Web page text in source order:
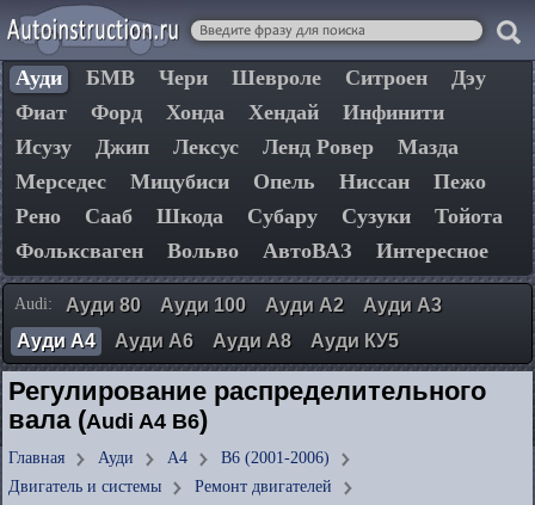
Ауди БМВ Чери Шевроле Ситроен
Дэу
Фиат
Форд Хонда Хендай
Инфинити
Исузу
Джип Лексус Ленд Ровер
Мазда
Мерседес
Мицубиси Опель Ниссан
Пежо
Рено
Сааб Шкода Субару Сузуки
Тойота
Фольксваген
Вольво АвтоВАЗ Интересное
Audi: Ауди 80 Ауди 100 Ауди А2
Ауди А3
Ауди А4
Ауди А6 Ауди А8 Ауди КУ5
Регулирование распределительного
вала (Audi A4 B6)
Главная Ауди А4
B6 (2001-2006)
Двигатель и системы
Ремонт двигателей